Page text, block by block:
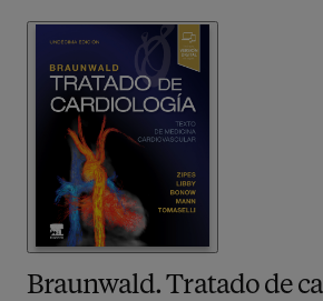
Braunwald. Tratado de